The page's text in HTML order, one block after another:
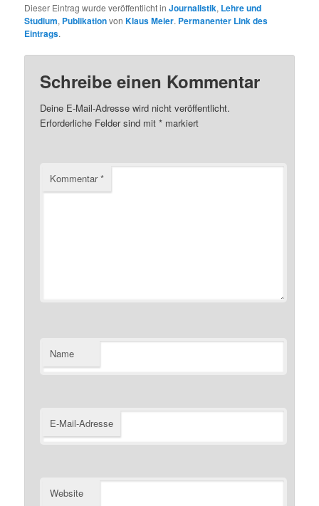
Dieser Eintrag wurde veröffentlicht inJournalistik, Lehre und
Studium, PublikationvonKlaus Meier. Permanenter Link des
Eintrags.
Schreibe einen Kommentar
Deine E-Mail-Adresse wird nicht veröffentlicht.
Erforderliche Felder sind mit* markiert
Kommentar*
Name
E-Mail-Adresse
Website